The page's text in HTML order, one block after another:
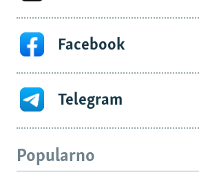
Facebook
Telegram
Popularno